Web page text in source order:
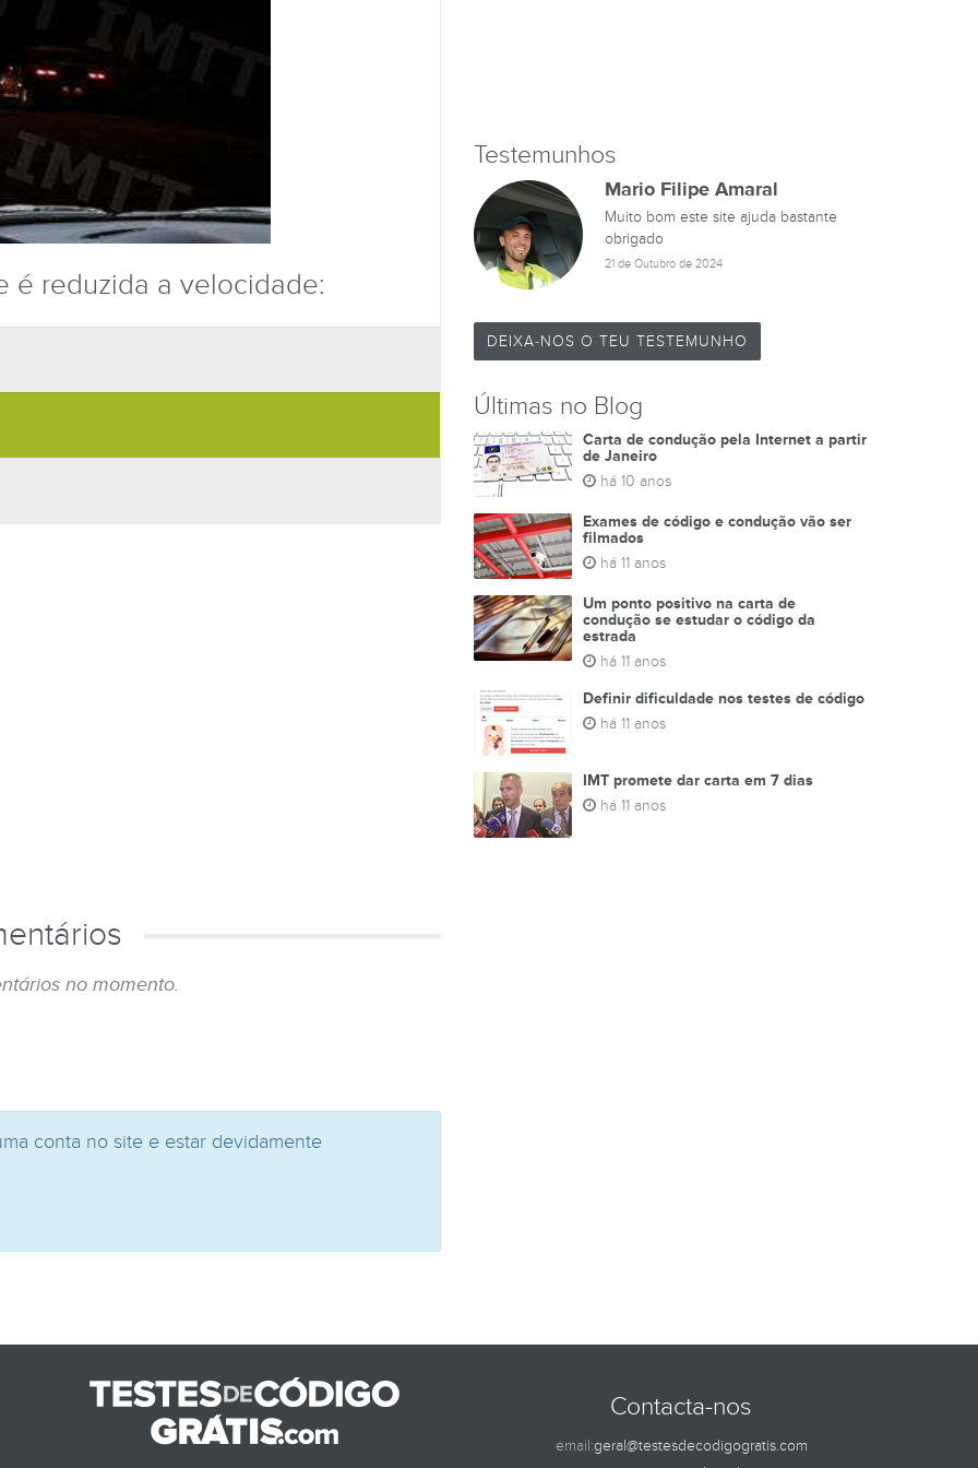
é reduzida a velocidade:
no momento.
conta no site e estar devidamente
Testemunhos
Mario Filipe Amaral
Muito bom este site ajuda bastante
obrigado
21 de Outubro de 2024
DEIXA-NOS O TEU TESTEMUNHO
Últimas no Blog
Carta de condução pela Internet a partir
de Janeiro
há 10 anos
Exames de código e condução vão ser
filmados
há 11 anos
Um ponto positivo na carta de
condução se estudar o código da
estrada
há 11 anos
Definir dificuldade nos testes de código
há 11 anos
IMT promete dar carta em 7 dias
há 11 anos
Contacta-nos
email:geral@testesdecodigogratis.com